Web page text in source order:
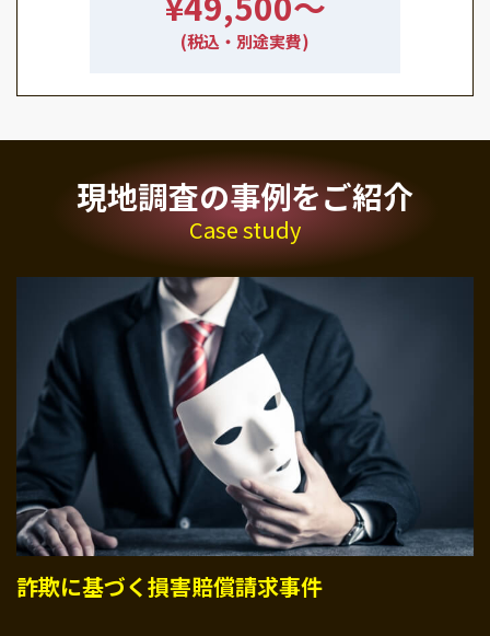
(税込・別途実費)
現地調査の事例をご紹介
Case study
詐欺に基づく損害賠償請求事件